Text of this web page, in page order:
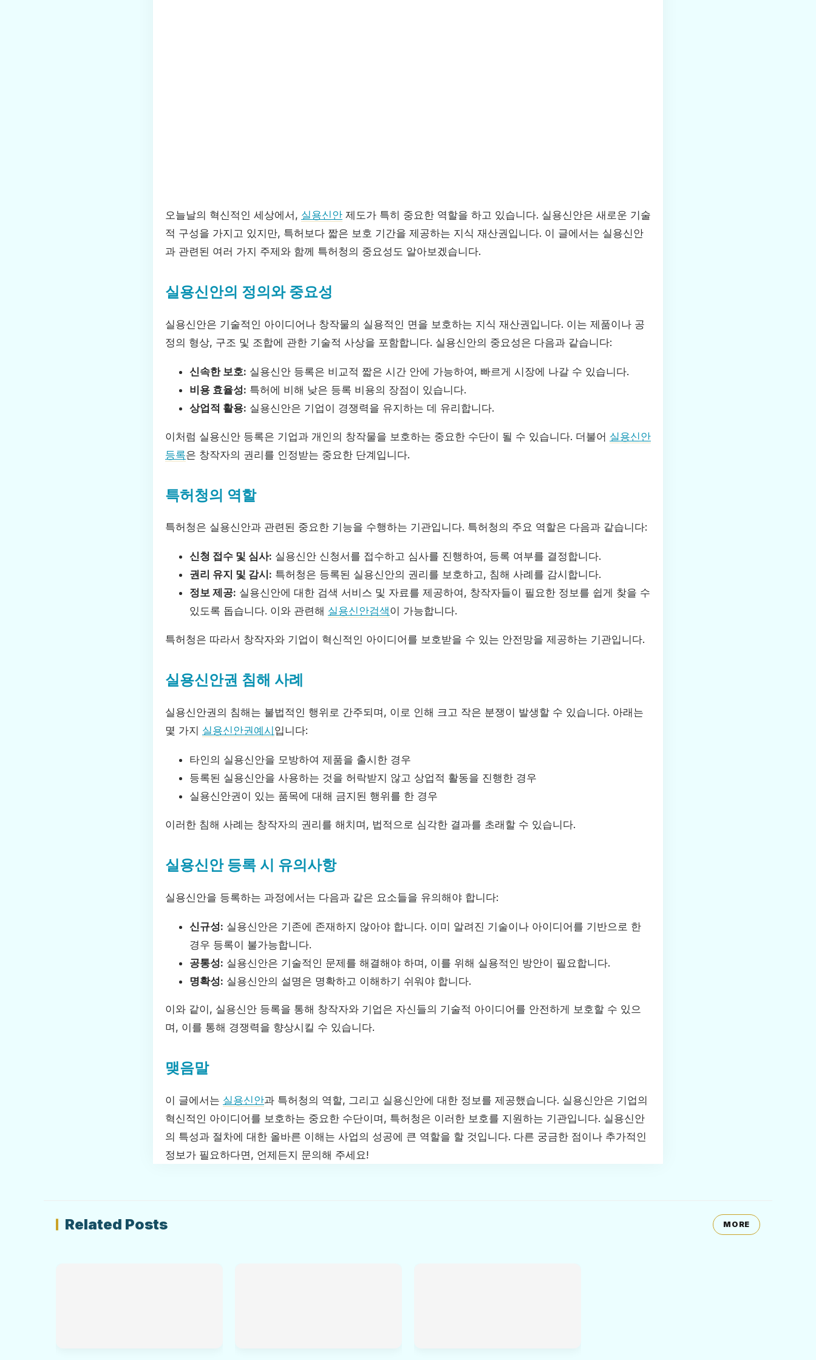
오늘날의 혁신적인 세상에서, 실용신안 제도가 특히 중요한 역할을 하고 있습니다. 실용신안은 새로운 기술
적 구성을 가지고 있지만, 특허보다 짧은 보호 기간을 제공하는 지식 재산권입니다. 이 글에서는 실용신안
과 관련된 여러 가지 주제와 함께 특허청의 중요성도 알아보겠습니다.
실용신안의 정의와 중요성
실용신안은 기술적인 아이디어나 창작물의 실용적인 면을 보호하는 지식 재산권입니다. 이는 제품이나 공
정의 형상, 구조 및 조합에 관한 기술적 사상을 포함합니다. 실용신안의 중요성은 다음과 같습니다:
신속한 보호: 실용신안 등록은 비교적 짧은 시간 안에 가능하여, 빠르게 시장에 나갈 수 있습니다.
비용 효율성: 특허에 비해 낮은 등록 비용의 장점이 있습니다.
상업적 활용: 실용신안은 기업이 경쟁력을 유지하는 데 유리합니다.
이처럼 실용신안 등록은 기업과 개인의 창작물을 보호하는 중요한 수단이 될 수 있습니다. 더불어 실용신안
등록은 창작자의 권리를 인정받는 중요한 단계입니다.
특허청의 역할
특허청은 실용신안과 관련된 중요한 기능을 수행하는 기관입니다. 특허청의 주요 역할은 다음과 같습니다:
신청 접수 및 심사: 실용신안 신청서를 접수하고 심사를 진행하여, 등록 여부를 결정합니다.
권리 유지 및 감시: 특허청은 등록된 실용신안의 권리를 보호하고, 침해 사례를 감시합니다.
정보 제공: 실용신안에 대한 검색 서비스 및 자료를 제공하여, 창작자들이 필요한 정보를 쉽게 찾을 수
있도록 돕습니다. 이와 관련해 실용신안검색이 가능합니다.
특허청은 따라서 창작자와 기업이 혁신적인 아이디어를 보호받을 수 있는 안전망을 제공하는 기관입니다.
실용신안권 침해 사례
실용신안권의 침해는 불법적인 행위로 간주되며, 이로 인해 크고 작은 분쟁이 발생할 수 있습니다. 아래는
몇 가지 실용신안권예시입니다:
타인의 실용신안을 모방하여 제품을 출시한 경우
등록된 실용신안을 사용하는 것을 허락받지 않고 상업적 활동을 진행한 경우
실용신안권이 있는 품목에 대해 금지된 행위를 한 경우
이러한 침해 사례는 창작자의 권리를 해치며, 법적으로 심각한 결과를 초래할 수 있습니다.
실용신안 등록 시 유의사항
실용신안을 등록하는 과정에서는 다음과 같은 요소들을 유의해야 합니다:
신규성: 실용신안은 기존에 존재하지 않아야 합니다. 이미 알려진 기술이나 아이디어를 기반으로 한
경우 등록이 불가능합니다.
공통성: 실용신안은 기술적인 문제를 해결해야 하며, 이를 위해 실용적인 방안이 필요합니다.
명확성: 실용신안의 설명은 명확하고 이해하기 쉬워야 합니다.
이와 같이, 실용신안 등록을 통해 창작자와 기업은 자신들의 기술적 아이디어를 안전하게 보호할 수 있으
며, 이를 통해 경쟁력을 향상시킬 수 있습니다.
맺음말
이 글에서는 실용신안과 특허청의 역할, 그리고 실용신안에 대한 정보를 제공했습니다. 실용신안은 기업의
혁신적인 아이디어를 보호하는 중요한 수단이며, 특허청은 이러한 보호를 지원하는 기관입니다. 실용신안
의 특성과 절차에 대한 올바른 이해는 사업의 성공에 큰 역할을 할 것입니다. 다른 궁금한 점이나 추가적인
정보가 필요하다면, 언제든지 문의해 주세요!
Related Posts MORE